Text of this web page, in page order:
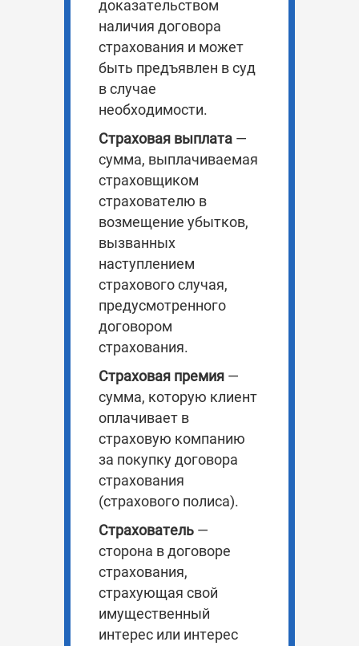
доказательством
наличия договора
страхования и может
быть предъявлен в суд
в случае
необходимости.
Страховая выплата —
сумма, выплачиваемая
страховщиком
страхователю в
возмещение убытков,
вызванных
наступлением
страхового случая,
предусмотренного
договором
страхования.
Страховая премия —
сумма, которую клиент
оплачивает в
страховую компанию
за покупку договора
страхования
(страхового полиса).
Страхователь —
сторона в договоре
страхования,
страхующая свой
имущественный
интерес или интерес